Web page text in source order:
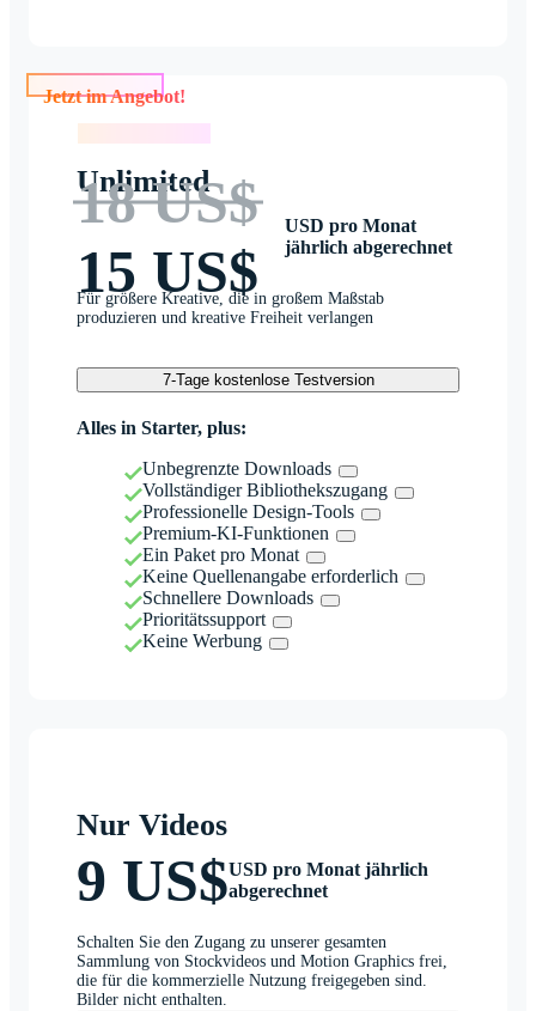
Jetzt im Angebot!
Unlimited
18 US$
15 US$
USD pro Monat
jährlich abgerechnet
Für größere Kreative, die in großem Maßstab
produzieren und kreative Freiheit verlangen
7-Tage kostenlose Testversion
Alles in Starter, plus:
Unbegrenzte Downloads
Vollständiger Bibliothekszugang
Professionelle Design-Tools
Premium-KI-Funktionen
Ein Paket pro Monat
Keine Quellenangabe erforderlich
Schnellere Downloads
Prioritätssupport
Keine Werbung
Nur Videos
9 US$USD pro Monat jährlich
abgerechnet
Schalten Sie den Zugang zu unserer gesamten
Sammlung von Stockvideos und Motion Graphics frei,
die für die kommerzielle Nutzung freigegeben sind.
Bilder nicht enthalten.